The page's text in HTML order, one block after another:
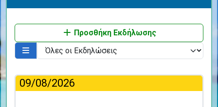
Προσθήκη Εκδήλωσης
09/08/2026